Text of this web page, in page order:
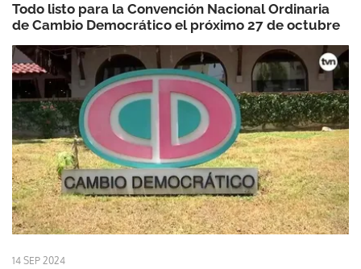
Todo listo para la Convención Nacional Ordinaria
de Cambio Democrático el próximo 27 de octubre
14 SEP 2024